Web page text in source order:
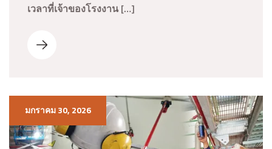
เวลาที่เจ้าของโรงงาน […]
มกราคม 30, 2026